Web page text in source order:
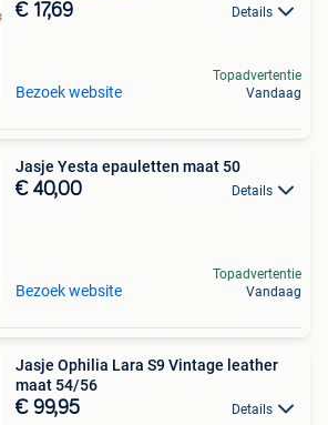
€ 17,69 Details
Bezoek website
Topadvertentie
Vandaag
Jasje Yesta epauletten maat 50
€ 40,00 Details
Bezoek website
Topadvertentie
Vandaag
Jasje Ophilia Lara S9 Vintage leather
maat 54/56
€ 99,95 Details